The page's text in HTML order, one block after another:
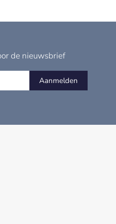
de nieuwsbrief
Aanmelden